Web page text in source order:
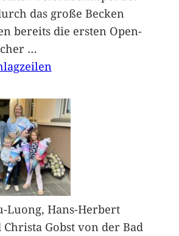
das große Becken
bereits die ersten Open-
…
Luong, Hans-Herbert
Gobst von der Bad